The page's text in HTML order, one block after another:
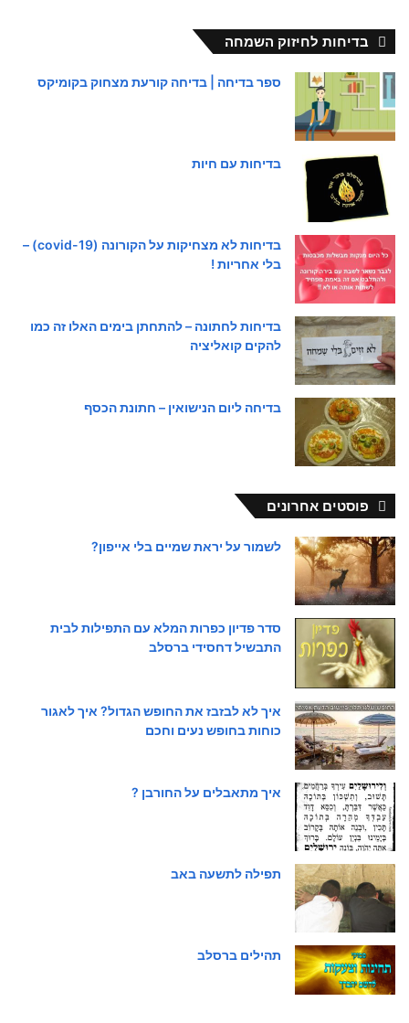
בדיחות לחיזוק השמחה
ספר בדיחה | בדיחה קורעת מצחוק בקומיקס
בדיחות עם חיות
בדיחות לא מצחיקות על הקורונה (covid-19) –
בלי אחריות !
בדיחות לחתונה – להתחתן בימים האלו זה כמו
להקים קואליציה
בדיחה ליום הנישואין – חתונת הכסף
פוסטים אחרונים
לשמור על יראת שמיים בלי אייפון?
סדר פדיון כפרות המלא עם התפילות לבית
התבשיל דחסידי ברסלב
איך לא לבזבז את החופש הגדול? איך לאגור
כוחות בחופש נעים וחכם
איך מתאבלים על החורבן ?
תפילה לתשעה באב
תהילים ברסלב